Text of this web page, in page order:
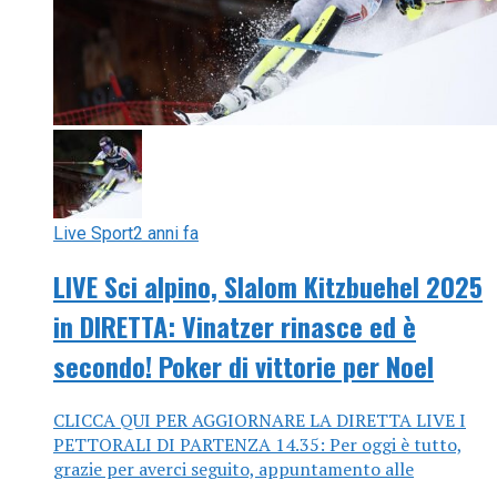
Live Sport2 anni fa
LIVE Sci alpino, Slalom Kitzbuehel 2025
in DIRETTA: Vinatzer rinasce ed è
secondo! Poker di vittorie per Noel
CLICCA QUI PER AGGIORNARE LA DIRETTA LIVE I
PETTORALI DI PARTENZA 14.35: Per oggi è tutto,
grazie per averci seguito, appuntamento alle